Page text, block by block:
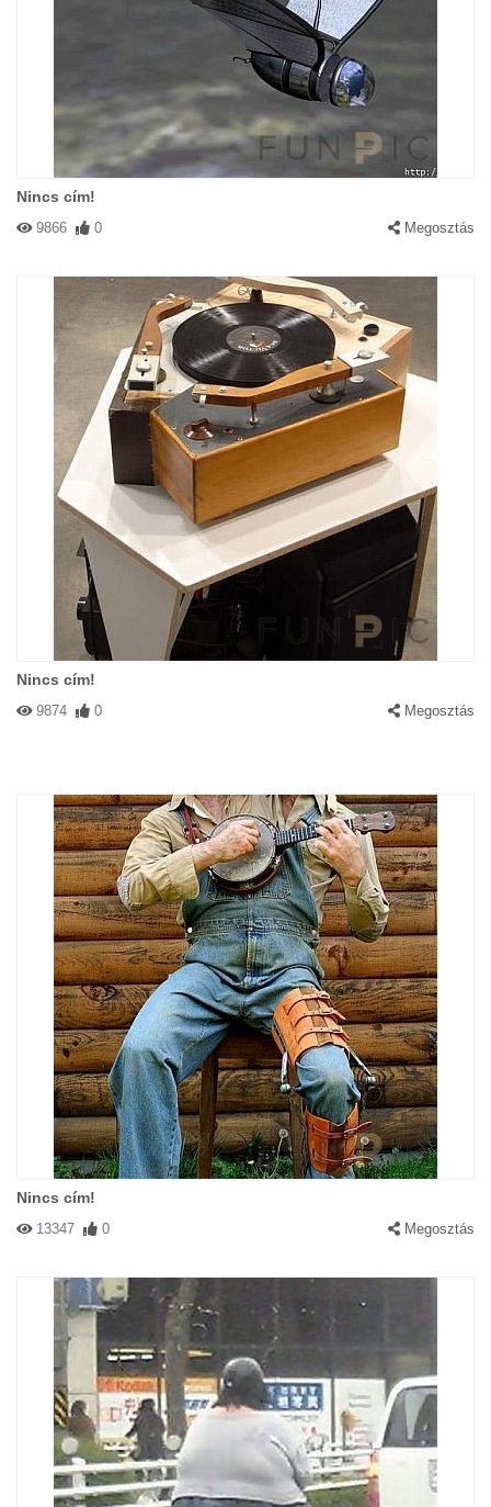
Nincs cím!
9866 0 Megosztás
Nincs cím!
9874 0 Megosztás
Nincs cím!
13347 0 Megosztás